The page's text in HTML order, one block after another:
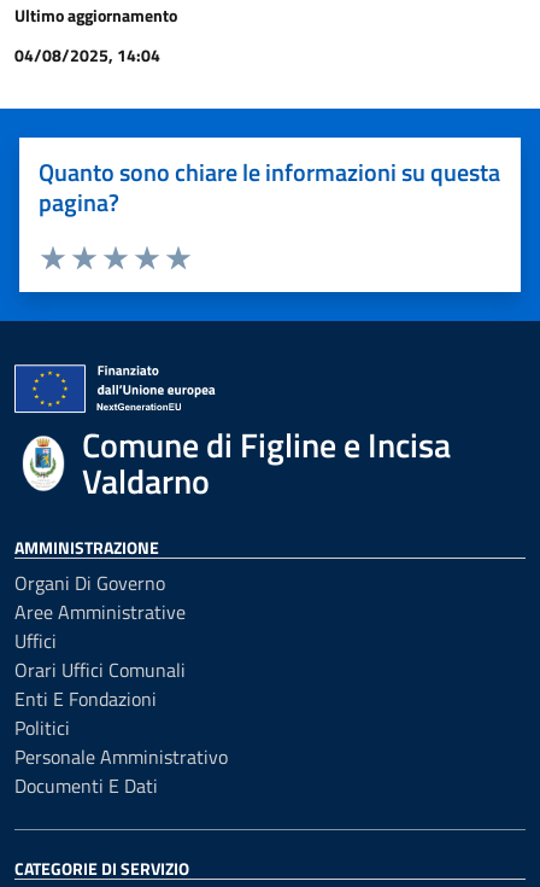
Ultimo aggiornamento
04/08/2025, 14:04
Quanto sono chiare le informazioni su questa
pagina?
Valuta 5 stelle su 5
Valuta 4 stelle su 5
Valuta 3 stelle su 5
Valuta 2 stelle su 5
Valuta 1 stelle su 5
Comune di Figline e Incisa
Valdarno
AMMINISTRAZIONE
Organi Di Governo
Aree Amministrative
Uffici
Orari Uffici Comunali
Enti E Fondazioni
Politici
Personale Amministrativo
Documenti E Dati
CATEGORIE DI SERVIZIO